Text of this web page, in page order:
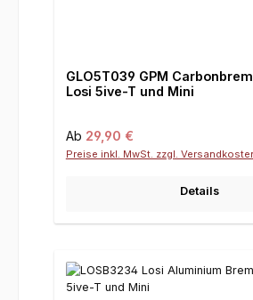
GLO5T039 GPM
Losi 5ive-T und Mini
Regulärer Preis:
Ab 29,90 €
Preise inkl. MwSt. zzgl.
Details